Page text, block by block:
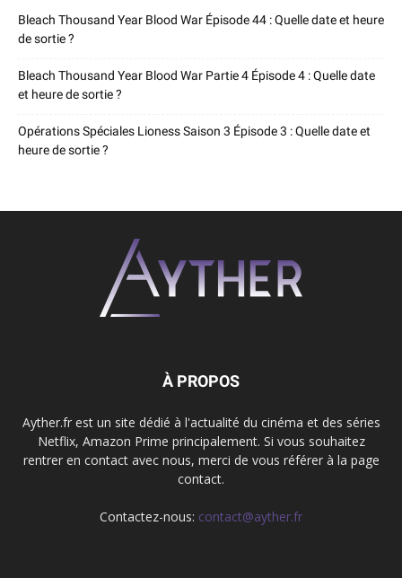
Bleach Thousand Year Blood War Épisode 44 : Quelle date et heure
de sortie ?
Bleach Thousand Year Blood War Partie 4 Épisode 4 : Quelle date
et heure de sortie ?
Opérations Spéciales Lioness Saison 3 Épisode 3 : Quelle date et
heure de sortie ?
À PROPOS
Ayther.fr est un site dédié à l'actualité du cinéma et des séries
Netflix, Amazon Prime principalement. Si vous souhaitez
rentrer en contact avec nous, merci de vous référer à la page
contact.
Contactez-nous: contact@ayther.fr